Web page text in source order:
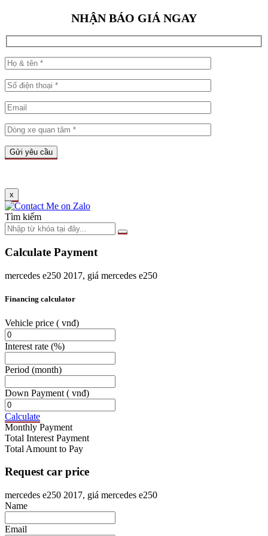
NHẬN BÁO GIÁ NGAY
x
Tìm kiếm
Calculate Payment
mercedes e250 2017, giá mercedes e250
Financing calculator
Vehicle price ( vnđ)
Interest rate (%)
Period (month)
Down Payment ( vnđ)
Calculate
Monthly Payment
Total Interest Payment
Total Amount to Pay
Request car price
mercedes e250 2017, giá mercedes e250
Name
Email